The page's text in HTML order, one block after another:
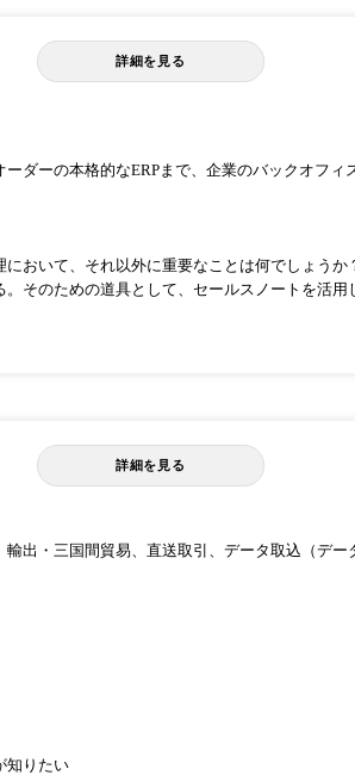
詳細を見る
ダーの本格的なERPまで、企業のバックオフィ
おいて、それ以外に重要なことは何でしょうか
そのための道具として、セールスノートを活用
詳細を見る
出・三国間貿易、直送取引、データ取込（デー
知りたい